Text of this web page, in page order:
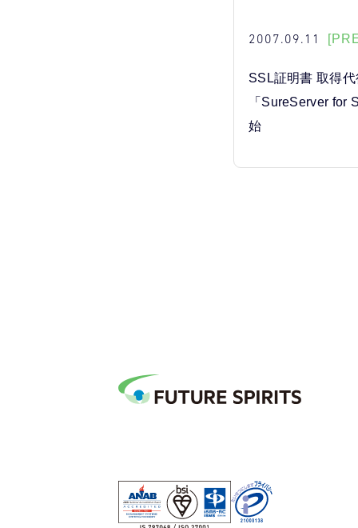
2007.09.11
SSL証明書 取得
「SureServer for
始